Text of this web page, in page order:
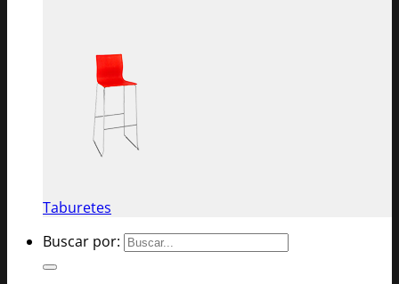
Taburetes
Buscar por: